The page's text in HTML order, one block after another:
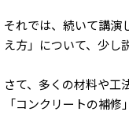
それでは、続いて講演
え方」について、少し
さて、多くの材料や工
「コンクリートの補修